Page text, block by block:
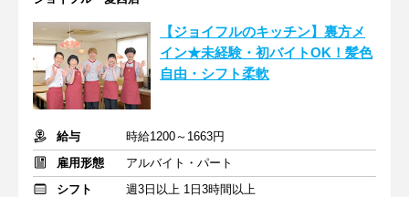
【ジョイフルのキッチン】裏方メ
イン★未経験・初バイトOK！髪色
自由・シフト柔軟
給与
時給1200～1663円
雇用形態
アルバイト・パート
シフト
週3日以上 1日3時間以上